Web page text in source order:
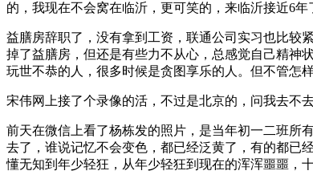
的，我现在不会窝在临沂，更可笑的，来临沂接近6
益膳房辞职了，没有拿到工资，联通公司实习也比
掉了益膳房，但还是有些力不从心，总感觉自己精神
玩世不恭的人，很多时候是贪图享乐的人。但不管
宋伟网上接了个录像的活，不过是北京的，问我去
前天在微信上看了杨栋发的照片，是当年初一二班所
去了，谁说记忆不会变色，都已经泛黄了，有的都已
懂无知到年少轻狂，从年少轻狂到现在的浑浑噩噩，